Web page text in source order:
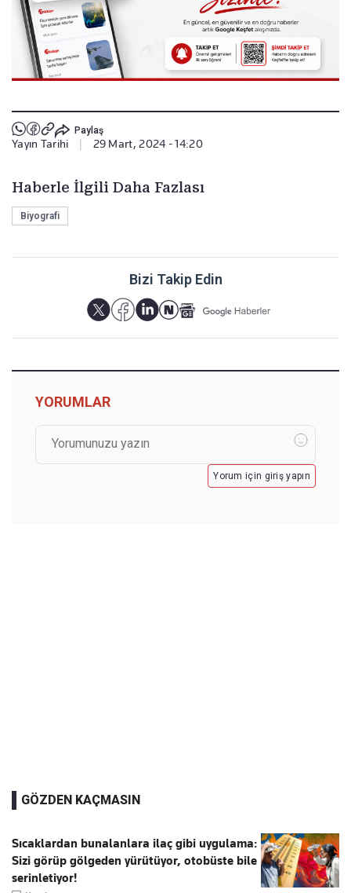
Paylaş
Yayın Tarihi 29 Mart, 2024 - 14:20
Haberle İlgili Daha Fazlası
Biyografi
Bizi Takip Edin
YORUMLAR
Yorum için giriş yapın
GÖZDEN KAÇMASIN
Sıcaklardan bunalanlara ilaç gibi uygulama:
Sizi görüp gölgeden yürütüyor, otobüste bile
serinletiyor!